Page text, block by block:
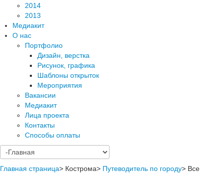
2014
2013
Медиакит
О нас
Портфолио
Дизайн, верстка
Рисунок, графика
Шаблоны открыток
Мероприятия
Вакансии
Медиакит
Лица проекта
Контакты
Способы оплаты
Главная страница> Кострома> Путеводитель по городу> Все